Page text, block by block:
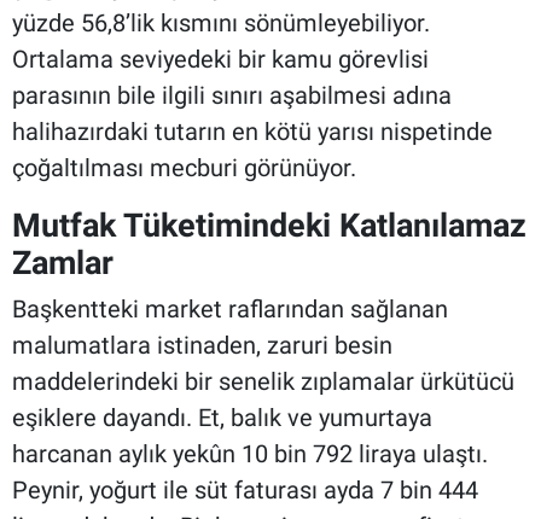
yüzde 56,8’lik kısmını sönümleyebiliyor.
Ortalama seviyedeki bir kamu görevlisi
parasının bile ilgili sınırı aşabilmesi adına
halihazırdaki tutarın en kötü yarısı nispetinde
çoğaltılması mecburi görünüyor.
Mutfak Tüketimindeki Katlanılamaz
Zamlar
Başkentteki market raflarından sağlanan
malumatlara istinaden, zaruri besin
maddelerindeki bir senelik zıplamalar ürkütücü
eşiklere dayandı. Et, balık ve yumurtaya
harcanan aylık yekûn 10 bin 792 liraya ulaştı.
Peynir, yoğurt ile süt faturası ayda 7 bin 444